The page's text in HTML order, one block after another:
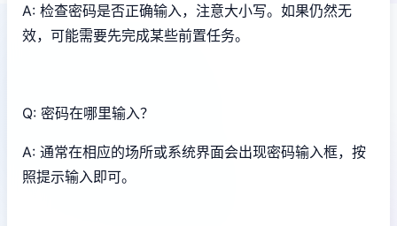
A: 检查密码是否正确输入，注意大小写。如果仍然无
效，可能需要先完成某些前置任务。
Q: 密码在哪里输入？
A: 通常在相应的场所或系统界面会出现密码输入框，按
照提示输入即可。